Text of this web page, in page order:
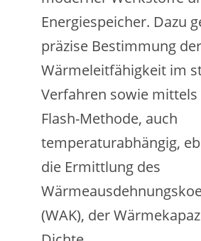
Energiespeicher. Dazu
präzise Bestimmung der
Wärmeleitfähigkeit im
Verfahren sowie mittels
Flash-Methode, auch
temperaturabhängig,
die Ermittlung des
(WAK), der